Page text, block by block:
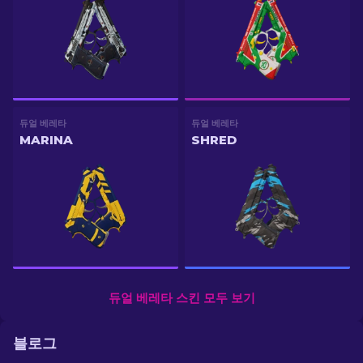
듀얼 베레타
MARINA
듀얼 베레타
SHRED
듀얼 베레타 스킨 모두 보기
블로그